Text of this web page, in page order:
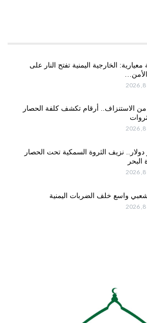
معيارية: الخارجية اليمنية تفتح النار على
من الاستنزاف.. أرقام تكشف كلفة الحصار
دولار.. نزيف الثروة السمكية تحت الحصار
واسع خلف الضربات اليمنية